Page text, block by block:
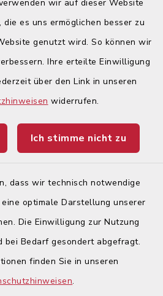
wir auf dieser Website
die es uns ermöglichen besser zu
genutzt wird. So können wir
Ihre erteilte Einwilligung
über den Link in unseren
widerrufen.
Ich stimme nicht zu
dass wir technisch notwendige
optimale Darstellung unserer
Die Einwilligung zur Nutzung
Bedarf gesondert abgefragt.
finden Sie in unseren
.
Wertach